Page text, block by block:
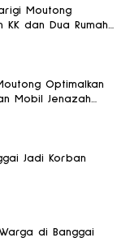
Moutong
KK dan Dua Rumah
Optimalkan
Mobil Jenazah
Jadi Korban
di Banggai